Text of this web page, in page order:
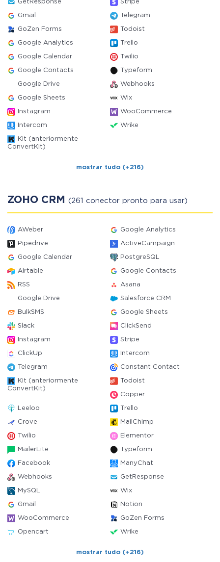
GetResponse Stripe
Gmail Telegram
GoZen Forms Todoist
Google Analytics Trello
Google Calendar Twilio
Google Contacts Typeform
Google Drive Webhooks
Google Sheets Wix
Instagram WooCommerce
Intercom Wrike
Kit (anteriormente
ConvertKit)
mostrar tudo (+216)
ZOHO CRM (261 conector pronto para usar)
AWeber Google Analytics
Pipedrive ActiveCampaign
Google Calendar PostgreSQL
Airtable Google Contacts
RSS Asana
Google Drive Salesforce CRM
BulkSMS Google Sheets
Slack ClickSend
Instagram Stripe
ClickUp Intercom
Telegram Constant Contact
Kit (anteriormente
ConvertKit)
Todoist
Copper
Leeloo Trello
Crove MailChimp
Twilio Elementor
MailerLite Typeform
Facebook ManyChat
Webhooks GetResponse
MySQL Wix
Gmail Notion
WooCommerce GoZen Forms
Opencart Wrike
mostrar tudo (+216)